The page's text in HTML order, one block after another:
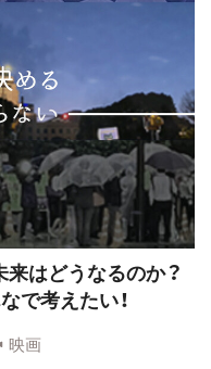
はどうなるのか？
考えたい！
映画